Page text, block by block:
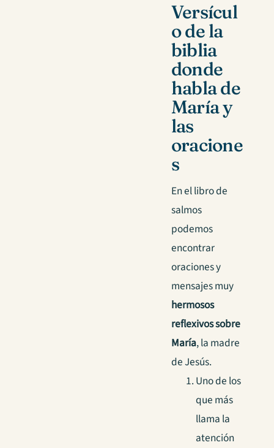
Versícul
o de la
biblia
donde
habla de
María y
las
oracione
s
En el libro de
salmos
podemos
encontrar
oraciones y
mensajes muy
hermosos
reflexivos sobre
María, la madre
de Jesús.
Uno de los
que más
llama la
atención